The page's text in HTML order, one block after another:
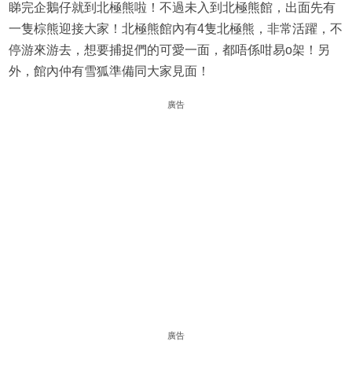
睇完企鵝仔就到北極熊啦！不過未入到北極熊館，出面先有
一隻棕熊迎接大家！北極熊館內有4隻北極熊，非常活躍，不
停游來游去，想要捕捉們的可愛一面，都唔係咁易o架！另
外，館內仲有雪狐準備同大家見面！
廣告
廣告